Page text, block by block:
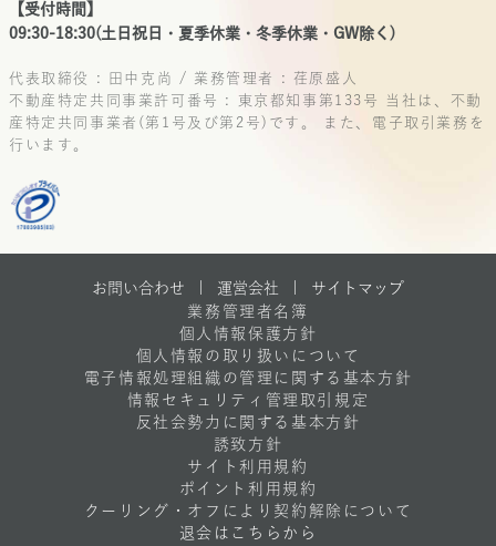
【受付時間】
09:30-18:30(土日祝日・夏季休業・冬季休業・GW除く)
代表取締役 : 田中克尚 / 業務管理者 : 荏原盛人
不動産特定共同事業許可番号 : 東京都知事第133号
当社は、不動
産特定共同事業者(第1号及び第2号)です。
また、電子取引業務を
行います。
お問い合わせ | 運営会社
サイトマップ
業務管理者名簿
個人情報保護方針
個人情報の取り扱いについて
電子情報処理組織の管理に関する基本方針
情報セキュリティ管理取引規定
反社会勢力に関する基本方針
誘致方針
サイト利用規約
ポイント利用規約
クーリング・オフにより契約解除について
退会はこちらから